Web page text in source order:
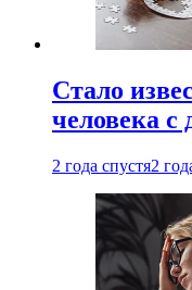
Стало
человека с
2 года спустя2